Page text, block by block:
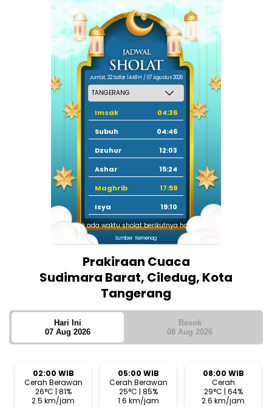
Jum'at, 22 Safar 1448 H / 07 Agustus 2026
Imsak
04:36
Subuh
04:46
Dzuhur
12:03
Ashar
15:24
Maghrib
17:59
Isya
19:10
Tidak ada waktu sholat berikutnya hari ini.
Sumber: Kemenag
Prakiraan Cuaca
Sudimara Barat, Ciledug, Kota
Tangerang
Hari Ini
07 Aug 2026
Besok
08 Aug 2026
02:00 WIB
Cerah Berawan
26°C | 81%
2.5 km/jam
05:00 WIB
Cerah Berawan
25°C | 85%
1.6 km/jam
08:00 WIB
Cerah
29°C | 64%
2.6 km/jam